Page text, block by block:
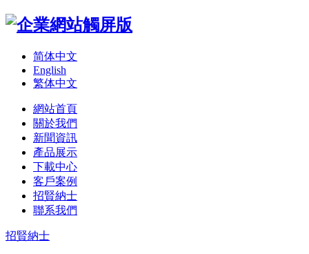
简体中文
English
繁体中文
網站首頁
關於我們
新聞資訊
產品展示
下載中心
客戶案例
招賢納士
聯系我們
招賢納士